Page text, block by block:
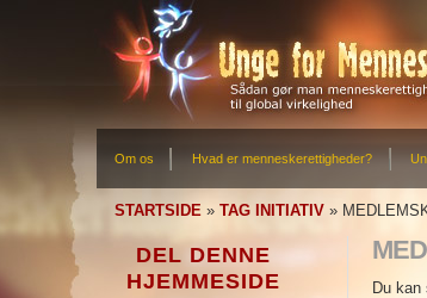
Om os Hvad er menneskerettigheder?
STARTSIDE » TAG INITIATIV »
DEL DENNE
HJEMMESIDE
Du